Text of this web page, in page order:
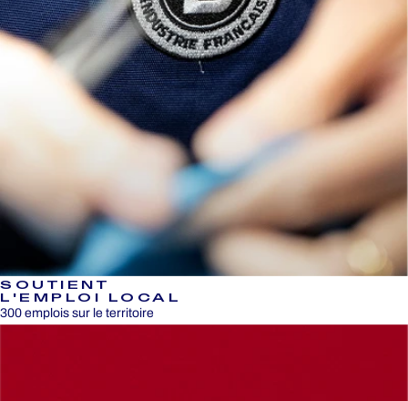
SOUTIENT
L'EMPLOI LOCAL
300 emplois sur le territoire